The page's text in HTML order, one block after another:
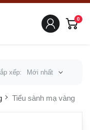
0
xếp: Mới nhất
Tiểu sành mạ vàng